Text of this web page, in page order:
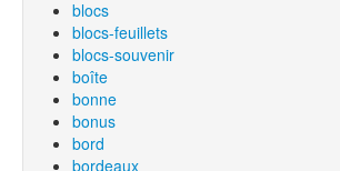
blocs
blocs-feuillets
blocs-souvenir
boîte
bonne
bonus
bord
bordeaux